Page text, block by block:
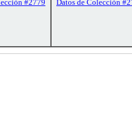
#2779
Datos de Colección